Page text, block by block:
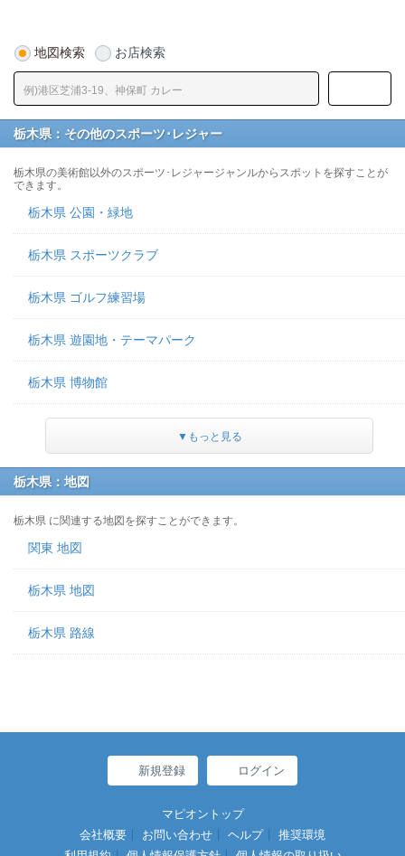
地図検索 お店検索
栃木県：その他のスポーツ･レジャー
栃木県の美術館以外のスポーツ･レジャージャンルからスポットを探すことが
できます。
栃木県 公園・緑地
栃木県 スポーツクラブ
栃木県 ゴルフ練習場
栃木県 遊園地・テーマパーク
栃木県 博物館
▼もっと見る
栃木県：地図
栃木県 に関連する地図を探すことができます。
関東 地図
栃木県 地図
栃木県 路線
新規登録 ログイン
マピオントップ
会社概要
お問い合わせ ヘルプ
推奨環境